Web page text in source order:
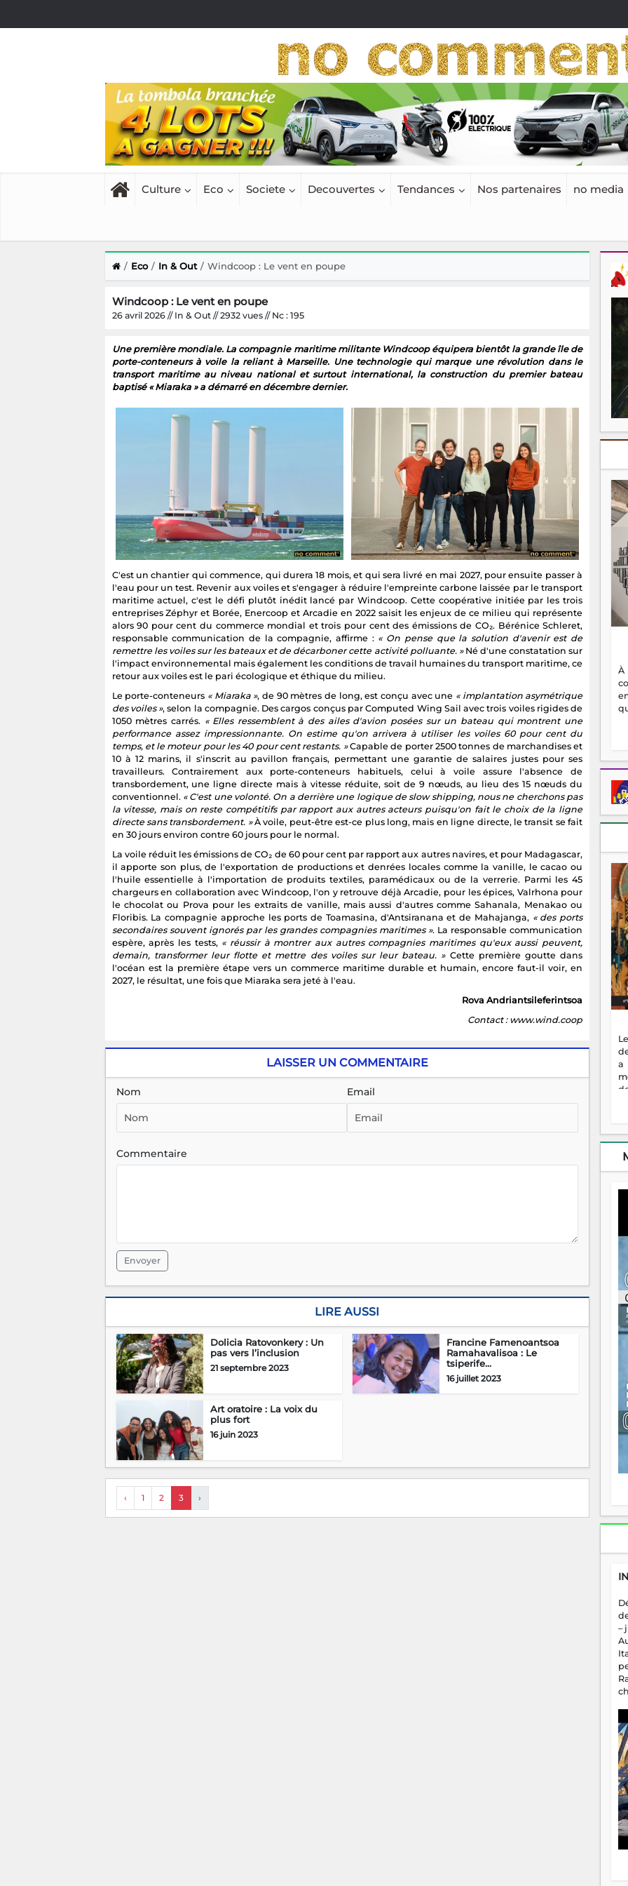
Culture Eco Societe Decouvertes Tendances Nos partenaires no media
Eco In & Out Windcoop : Le vent en poupe
Windcoop : Le vent en poupe
26 avril 2026 // In & Out // 2932 vues // Nc : 195
Une première mondiale. La compagnie maritime militante Windcoop équipera bientôt la grande île de
porte-conteneurs à voile la reliant à Marseille. Une technologie qui marque une révolution dans le
transport maritime au niveau national et surtout international, la construction du premier bateau
baptisé « Miaraka » a démarré en décembre dernier.
C'est un chantier qui commence, qui durera 18 mois, et qui sera livré en mai 2027, pour ensuite passer à
l'eau pour un test. Revenir aux voiles et s'engager à réduire l'empreinte carbone laissée par le transport
maritime actuel, c'est le défi plutôt inédit lancé par Windcoop. Cette coopérative initiée par les trois
entreprises Zéphyr et Borée, Enercoop et Arcadie en 2022 saisit les enjeux de ce milieu qui représente
alors 90 pour cent du commerce mondial et trois pour cent des émissions de CO₂. Bérénice Schleret,
responsable communication de la compagnie, affirme : « On pense que la solution d'avenir est de
remettre les voiles sur les bateaux et de décarboner cette activité polluante. »Né d'une constatation sur
l'impact environnemental mais également les conditions de travail humaines du transport maritime, ce
retour aux voiles est le pari écologique et éthique du milieu.
Le porte-conteneurs « Miaraka », de 90 mètres de long, est conçu avec une « implantation asymétrique
des voiles », selon la compagnie. Des cargos conçus par Computed Wing Sail avec trois voiles rigides de
1050 mètres carrés. « Elles ressemblent à des ailes d'avion posées sur un bateau qui montrent une
performance assez impressionnante. On estime qu'on arrivera à utiliser les voiles 60 pour cent du
temps, et le moteur pour les 40 pour cent restants. »Capable de porter 2500 tonnes de marchandises et
10 à 12 marins, il s'inscrit au pavillon français, permettant une garantie de salaires justes pour ses
travailleurs. Contrairement aux porte-conteneurs habituels, celui à voile assure l'absence de
transbordement, une ligne directe mais à vitesse réduite, soit de 9 nœuds, au lieu des 15 nœuds du
conventionnel. « C'est une volonté. On a derrière une logique de slow shipping, nous ne cherchons pas
la vitesse, mais on reste compétitifs par rapport aux autres acteurs puisqu'on fait le choix de la ligne
directe sans transbordement. »À voile, peut-être est-ce plus long, mais en ligne directe, le transit se fait
en 30 jours environ contre 60 jours pour le normal.
La voile réduit les émissions de CO₂ de 60 pour cent par rapport aux autres navires, et pour Madagascar,
il apporte son plus, de l'exportation de productions et denrées locales comme la vanille, le cacao ou
l'huile essentielle à l'importation de produits textiles, paramédicaux ou de la verrerie. Parmi les 45
chargeurs en collaboration avec Windcoop, l'on y retrouve déjà Arcadie, pour les épices, Valrhona pour
le chocolat ou Prova pour les extraits de vanille, mais aussi d'autres comme Sahanala, Menakao ou
Floribis. La compagnie approche les ports de Toamasina, d'Antsiranana et de Mahajanga, « des ports
secondaires souvent ignorés par les grandes compagnies maritimes ». La responsable communication
espère, après les tests, « réussir à montrer aux autres compagnies maritimes qu'eux aussi peuvent,
demain, transformer leur flotte et mettre des voiles sur leur bateau. »Cette première goutte dans
l'océan est la première étape vers un commerce maritime durable et humain, encore faut-il voir, en
2027, le résultat, une fois que Miaraka sera jeté à l'eau.
Rova Andriantsileferintsoa
Contact : www.wind.coop
LAISSER UN COMMENTAIRE
Nom Email
Commentaire
Envoyer
LIRE AUSSI
Dolicia Ratovonkery : Un
pas vers l’inclusion
21 septembre 2023
Francine Famenoantsoa
Ramahavalisoa : Le
tsiperife...
16 juillet 2023
Art oratoire : La voix du
plus fort
16 juin 2023
‹ 1 2 3 ›
a
–